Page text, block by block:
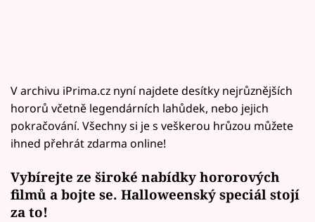
V archivu iPrima.cz nyní najdete desítky nejrůznějších
hororů včetně legendárních lahůdek, nebo jejich
pokračování. Všechny si je s veškerou hrůzou můžete
ihned přehrát zdarma online!
Vybírejte ze široké nabídky hororových
filmů a bojte se. Halloweenský speciál stojí
za to!